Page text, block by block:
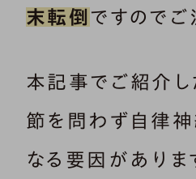
末転倒 ですのでご
本記事でご紹介し
節を問わず自律神
なる要因がありま